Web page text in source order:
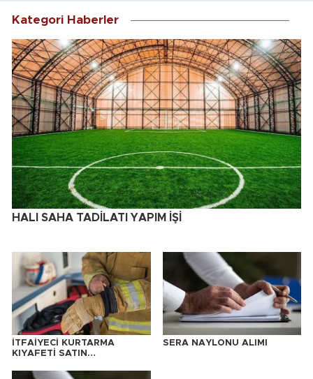
Kategori Haberler
HALI SAHA TADİLATI YAPIM İŞİ
İTFAİYECİ KURTARMA
KIYAFETİ SATIN
SERA NAYLONU ALIMI